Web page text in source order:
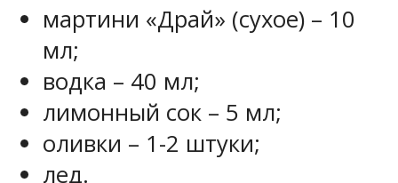
мартини «Драй» (сухое) – 10
мл;
водка – 40 мл;
лимонный сок – 5 мл;
оливки – 1-2 штуки;
лед.